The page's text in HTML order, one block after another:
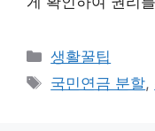
카
테
생활꿀팁
태
국민연금 분할,